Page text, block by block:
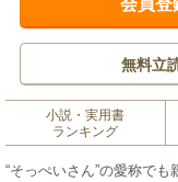
無料立
小説・実用書
ランキング
“そっぺいさん”の愛称で